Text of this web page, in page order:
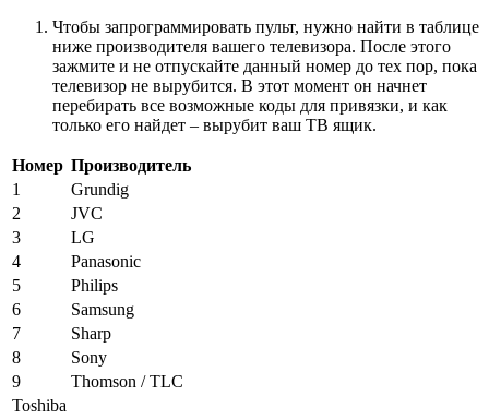
Чтобы запрограммировать пульт, нужно найти в таблице
ниже производителя вашего телевизора. После этого
зажмите и не отпускайте данный номер до тех пор, пока
телевизор не вырубится. В этот момент он начнет
перебирать все возможные коды для привязки, и как
только его найдет – вырубит ваш ТВ ящик.
Номер Производитель
1
Grundig
2
JVC
3
LG
4
Panasonic
5
Philips
6
Samsung
7
Sharp
8
Sony
9
Thomson / TLC
Toshiba